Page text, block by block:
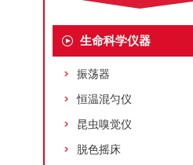
生命科学仪器
振荡器
恒温混匀仪
昆虫嗅觉仪
脱色摇床